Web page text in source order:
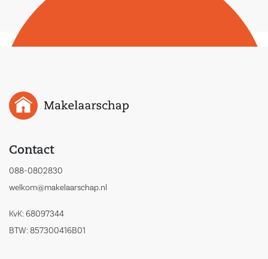
Contact
088-0802830
welkom@makelaarschap.nl
KvK: 68097344
BTW: 857300416B01